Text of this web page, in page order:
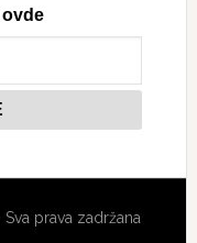
ovde
prava zadržana